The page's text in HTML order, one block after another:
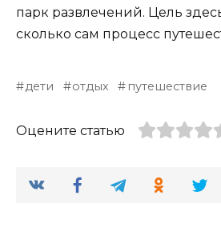
парк развлечений. Цель
сколько сам процесс
дети отдых путешествие
Оцените статью